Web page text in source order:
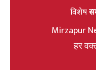
विशेष
Mirzapur
हर